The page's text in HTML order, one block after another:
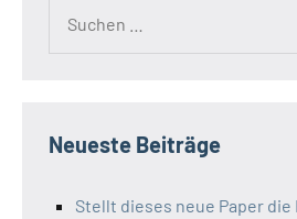
Neueste Beiträge
Stellt dieses neue Paper